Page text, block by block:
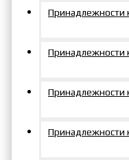
Принадлежности
Принадлежности
Принадлежности
Принадлежности